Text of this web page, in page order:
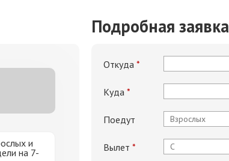
Подробная заявка
Откуда *
Куда *
Поедут
Вылет *